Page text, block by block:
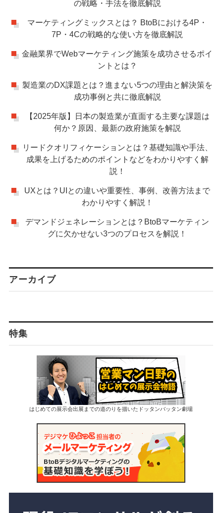
の戦略・手法を徹底解説
マーケティングミックスとは？ BtoBにおける4P・
7P・4Cの戦略的な使い方を徹底解説
金融業界でWebマーケティング施策を成功させるポイ
ントとは？
製造業のDX課題とは？進まない5つの理由と解決策を
成功事例と共に徹底解説
【2025年版】日本の製造業が直面する主要な課題は
何か？原因、最新の政府施策を解説
リードクオリフィケーションとは？基礎知識や手法、
成果を上げるためのポイントなどをわかりやすく解
説！
UXとは？UIとの違いや重要性、事例、改善方法まで
わかりやすく解説！
デマンドジェネレーションとは？BtoBマーケティン
グに欠かせない3つのプロセスを解説！
アーカイブ
特集
はじめての展示会出展までの道のりを描いたドッタンバッタン劇場